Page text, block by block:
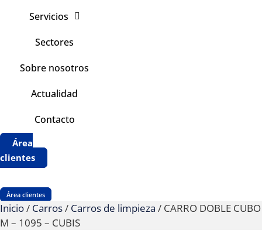
Servicios
Sectores
Sobre nosotros
Actualidad
Contacto
Área
clientes
Área clientes
Inicio/ Carros/ Carros de limpieza / CARRO DOBLE CUBO
M – 1095 – CUBIS